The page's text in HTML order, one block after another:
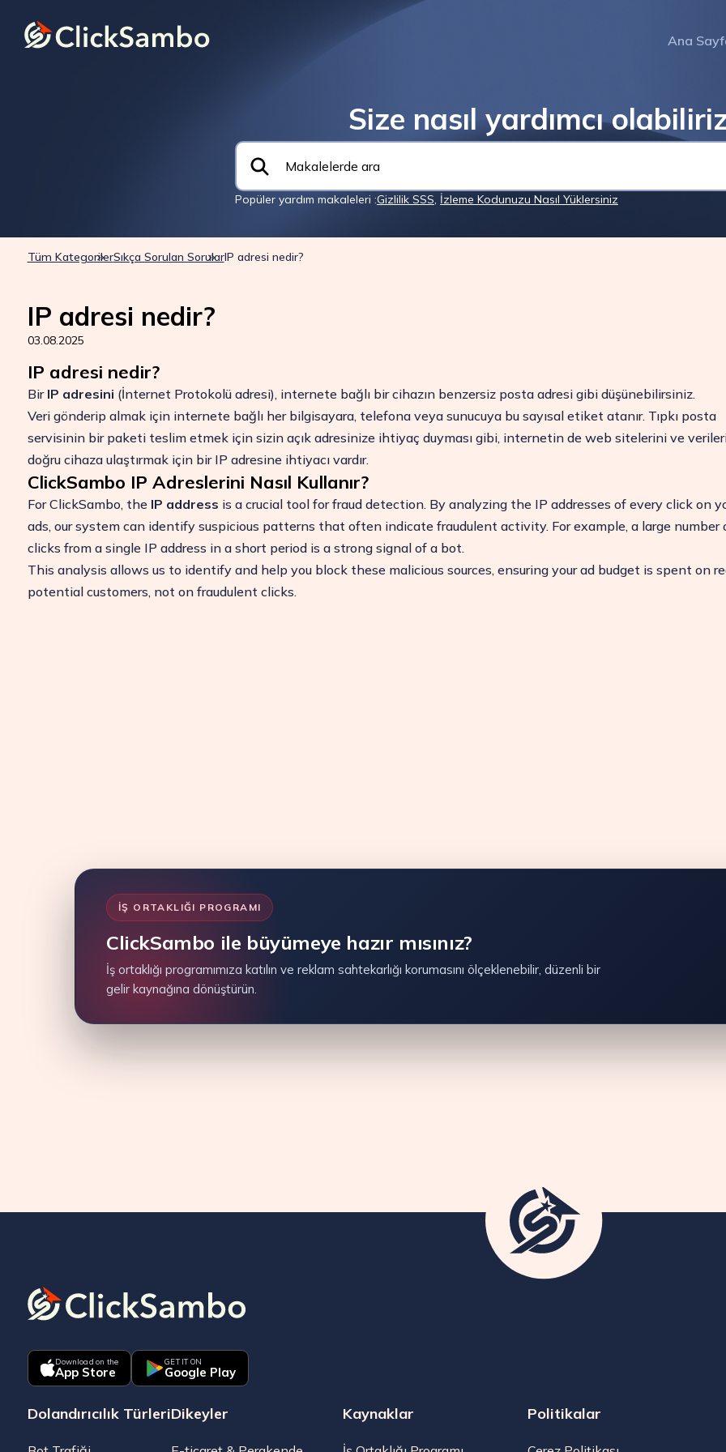
Ana
Size nasıl yardımcı
Popüler yardım makaleleri :Gizlilik SSS, İzleme Kodunuzu Nasıl Yüklersiniz
Tüm KategorilerSıkça Sorulan SorularIP adresi nedir?
IP adresi nedir?
03.08.2025
IP adresi nedir?
Bir IP adresini (İnternet Protokolü adresi), internete bağlı bir cihazın benzersiz posta adresi gibi düşünebilirsiniz.
Veri gönderip almak için internete bağlı her bilgisayara, telefona veya sunucuya bu sayısal etiket atanır. Tıpkı posta
servisinin bir paketi teslim etmek için sizin açık adresinize ihtiyaç duyması gibi, internetin de web sitelerini ve
doğru cihaza ulaştırmak için bir IP adresine ihtiyacı vardır.
ClickSambo IP Adreslerini Nasıl Kullanır?
For ClickSambo, the IP address is a crucial tool for fraud detection. By analyzing the IP addresses of every click on
ads, our system can identify suspicious patterns that often indicate fraudulent activity. For example, a large number
clicks from a single IP address in a short period is a strong signal of a bot.
This analysis allows us to identify and help you block these malicious sources, ensuring your ad budget is spent on
potential customers, not on fraudulent clicks.
İŞ ORTAKLIĞI PROGRAMI
ClickSambo ile büyümeye hazır mısınız?
İş ortaklığı programımıza katılın ve reklam sahtekarlığı korumasını ölçeklenebilir, düzenli bir
gelir kaynağına dönüştürün.
Download on the
App Store
GET IT ON
Google Play
Dolandırıcılık TürleriDikeyler Kaynaklar Politikalar